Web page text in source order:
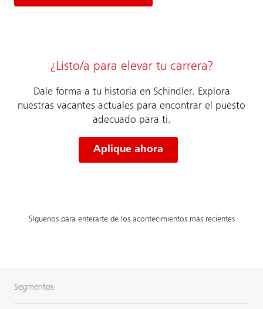
¿Listo/a para elevar tu carrera?
Dale forma a tu historia en Schindler. Explora
nuestras vacantes actuales para encontrar el puesto
adecuado para ti.
Aplique ahora
Síguenos para enterarte de los acontecimientos más recientes
Segmentos